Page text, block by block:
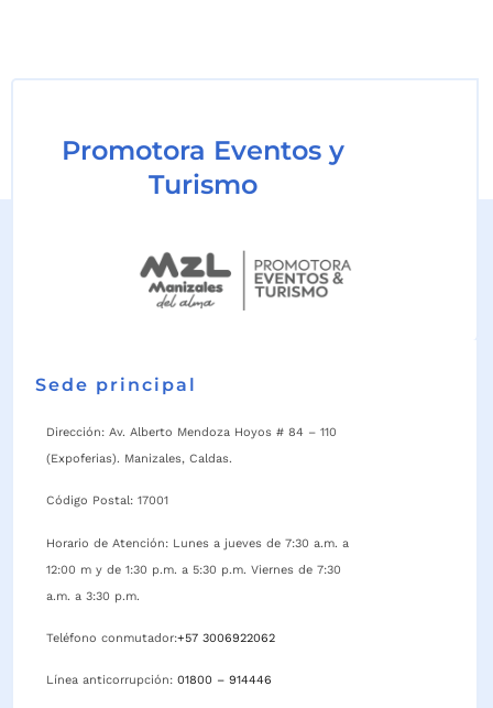
Promotora Eventos y
Turismo
Sede principal
Dirección: Av. Alberto Mendoza Hoyos # 84 – 110
(Expoferias). Manizales, Caldas.
Código Postal: 17001
Horario de Atención: Lunes a jueves de 7:30 a.m. a
12:00 m y de 1:30 p.m. a 5:30 p.m. Viernes de 7:30
a.m. a 3:30 p.m.
Teléfono conmutador:+57 3006922062
Línea anticorrupción: 01800 – 914446